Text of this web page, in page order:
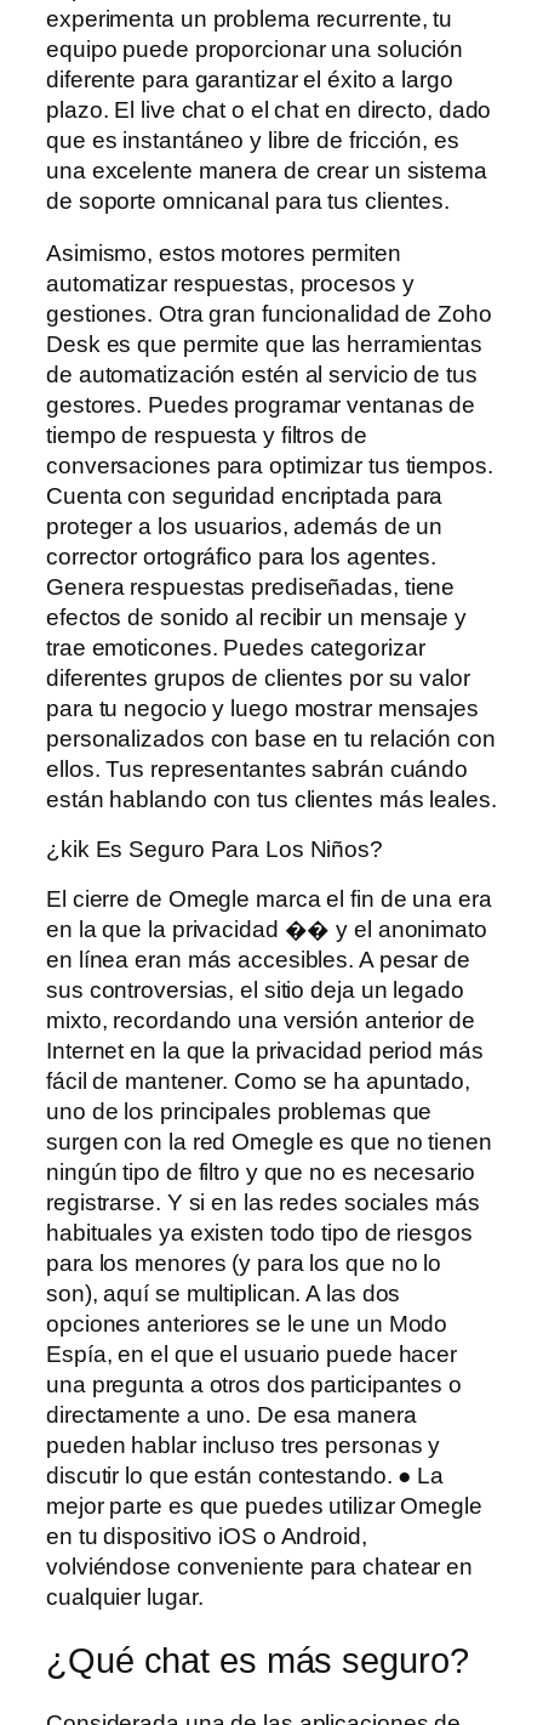
experimenta un problema recurrente, tu
equipo puede proporcionar una solución
diferente para garantizar el éxito a largo
plazo. El live chat o el chat en directo, dado
que es instantáneo y libre de fricción, es
una excelente manera de crear un sistema
de soporte omnicanal para tus clientes.
Asimismo, estos motores permiten
automatizar respuestas, procesos y
gestiones. Otra gran funcionalidad de Zoho
Desk es que permite que las herramientas
de automatización estén al servicio de tus
gestores. Puedes programar ventanas de
tiempo de respuesta y filtros de
conversaciones para optimizar tus tiempos.
Cuenta con seguridad encriptada para
proteger a los usuarios, además de un
corrector ortográfico para los agentes.
Genera respuestas prediseñadas, tiene
efectos de sonido al recibir un mensaje y
trae emoticones. Puedes categorizar
diferentes grupos de clientes por su valor
para tu negocio y luego mostrar mensajes
personalizados con base ​​en tu relación con
ellos. Tus representantes sabrán cuándo
están hablando con tus clientes más leales.
¿kik Es Seguro Para Los Niños?
El cierre de Omegle marca el fin de una era
en la que la privacidad �� y el anonimato
en línea eran más accesibles. A pesar de
sus controversias, el sitio deja un legado
mixto, recordando una versión anterior de
Internet en la que la privacidad period más
fácil de mantener. Como se ha apuntado,
uno de los principales problemas que
surgen con la red Omegle es que no tienen
ningún tipo de filtro y que no es necesario
registrarse. Y si en las redes sociales más
habituales ya existen todo tipo de riesgos
para los menores (y para los que no lo
son), aquí se multiplican. A las dos
opciones anteriores se le une un Modo
Espía, en el que el usuario puede hacer
una pregunta a otros dos participantes o
directamente a uno. De esa manera
pueden hablar incluso tres personas y
discutir lo que están contestando. ● La
mejor parte es que puedes utilizar Omegle
en tu dispositivo iOS o Android,
volviéndose conveniente para chatear en
cualquier lugar.
¿Qué chat es más seguro?